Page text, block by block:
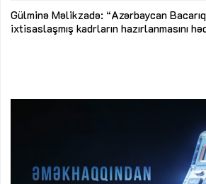
Gülminə Məlikzadə: “Azərbaycan
ixtisaslaşmış kadrların hazırlanmasını